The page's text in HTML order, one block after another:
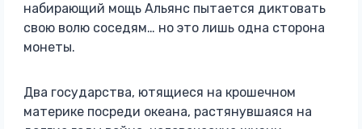
набирающий мощь Альянс пытается диктовать
свою волю соседям… но это лишь одна сторона
монеты.
Два государства, ютящиеся на крошечном
материке посреди океана, растянувшаяся на